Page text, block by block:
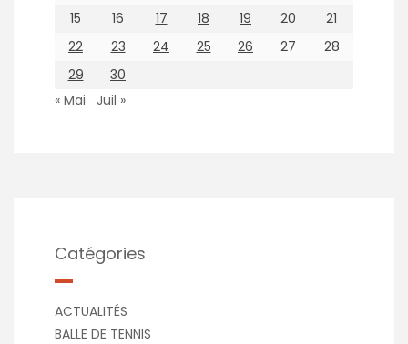
15
16 17 18 19 20
21
22
23 24 25 26 27
28
29
30
« Mai
Juil »
Catégories
ACTUALITÉS
BALLE DE TENNIS